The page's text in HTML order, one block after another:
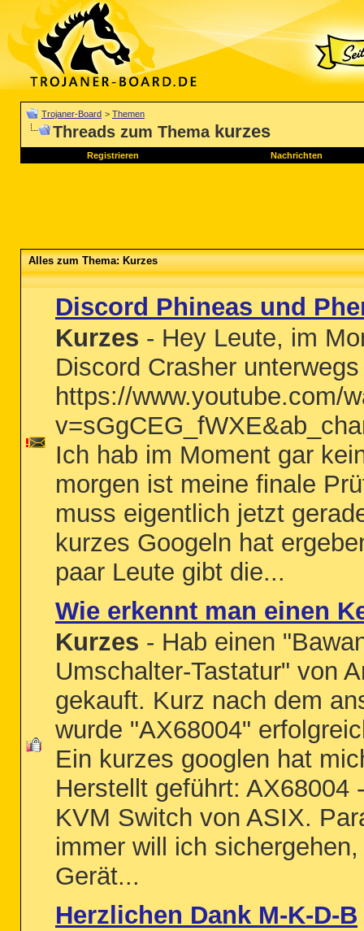
Trojaner-Board > Themen
Threads zum Thema kurzes
Registrieren Nachrichten
Alles zum Thema: Kurzes
Discord Phineas und
Kurzes - Hey Leute, im
Discord Crasher unterwegs
https://www.youtube.com/
Ich hab im Moment gar
morgen ist meine finale
muss eigentlich jetzt
kurzes Googeln hat
paar Leute gibt die...
Wie erkennt man einen
Kurzes - Hab einen
Umschalter-Tastatur" von
gekauft. Kurz nach dem
wurde "AX68004"
Ein kurzes googlen hat
Herstellt geführt: AX68004
KVM Switch von ASIX.
immer will ich
Gerät...
Herzlichen Dank M-K-D-B